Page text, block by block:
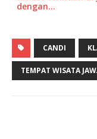
dengan…
CANDI
TEMPAT WISATA